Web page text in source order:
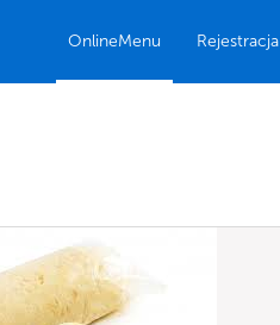
OnlineMenu Rejestracja